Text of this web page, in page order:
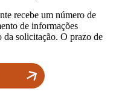
recebe um número de
de informações
da solicitação. O prazo de